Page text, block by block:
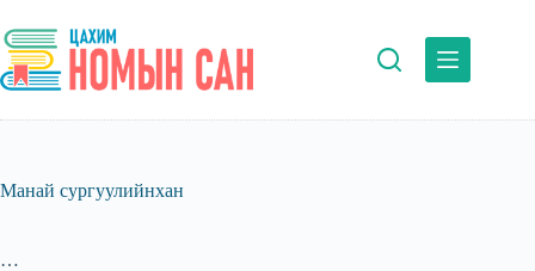
to
content
Манай сургуулийнхан
…